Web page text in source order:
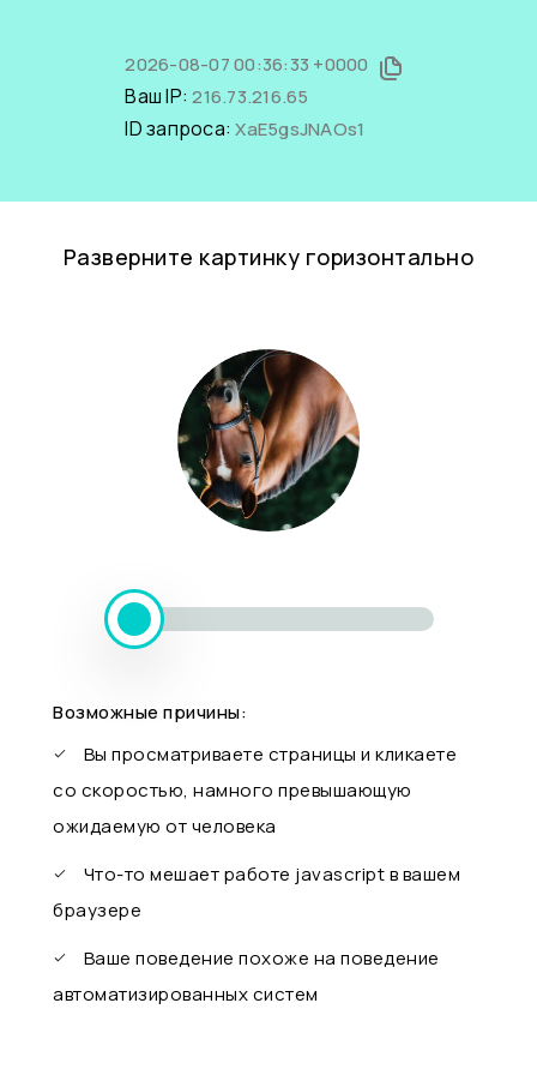
2026-08-07 00:36:33 +0000
Ваш IP:216.73.216.65
ID запроса:XaE5gsJNAOs1
Разверните картинку горизонтально
Возможные причины:
Вы просматриваете страницы и кликаете
со скоростью, намного превышающую
ожидаемую от человека
Что-то мешает работе javascript в вашем
браузере
Ваше поведение похоже на поведение
автоматизированных систем